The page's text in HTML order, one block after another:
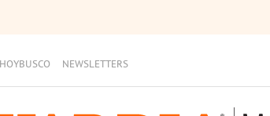
HOYBUSCO NEWSLETTERS